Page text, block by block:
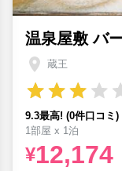
温泉屋敷 バ
蔵王
9.3最高! (0件口コミ)
1部屋 x 1泊
¥12,174